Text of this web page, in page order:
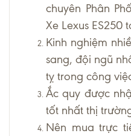
chuyên Phân
Xe Lexus ES250
Kinh nghiệm
sang, đội ngũ
tỵ trong công
Ắc quy được
tốt nhất thị
Nên mua trực